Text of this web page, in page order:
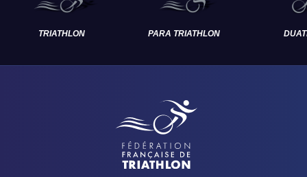
TRIATHLON PARA TRIATHLON